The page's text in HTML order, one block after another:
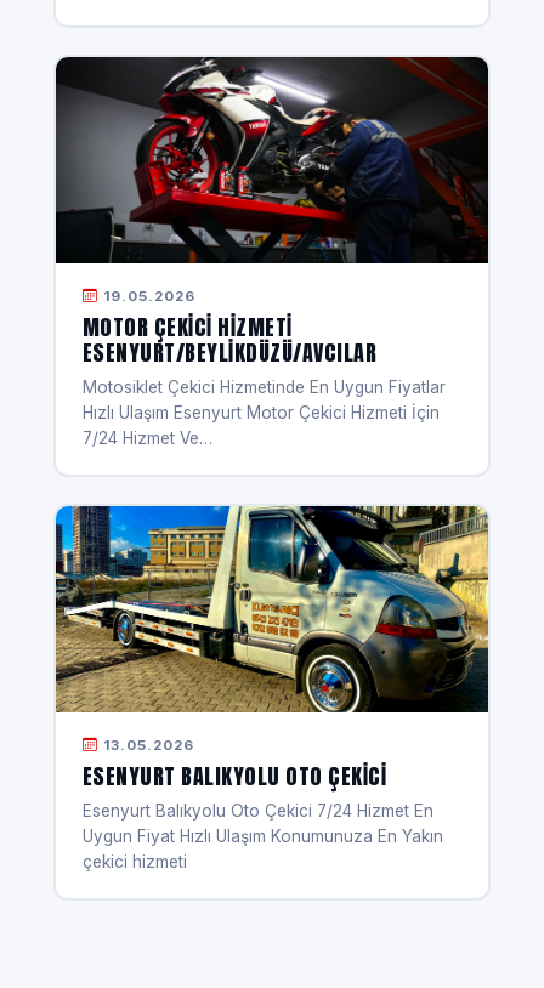
19.05.2026
MOTOR ÇEKICI HIZMETI
ESENYURT/BEYLIKDÜZÜ/AVCILAR
Motosiklet Çekici Hizmetinde En Uygun Fiyatlar
Hızlı Ulaşım Esenyurt Motor Çekici Hizmeti İçin
7/24 Hizmet Ve…
13.05.2026
ESENYURT BALIKYOLU OTO ÇEKICI
Esenyurt Balıkyolu Oto Çekici 7/24 Hizmet En
Uygun Fiyat Hızlı Ulaşım Konumunuza En Yakın
çekici hizmeti